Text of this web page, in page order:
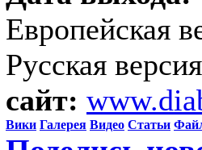
Европейская
Русская
сайт:
Вики Галерея Видео Статьи